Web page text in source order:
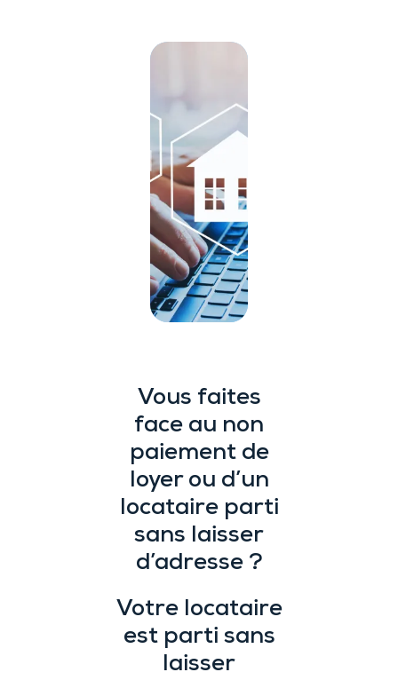
Vous faites
face au non
paiement de
loyer ou d’un
locataire parti
sans laisser
d’adresse ?
Votre locataire
est parti sans
laisser